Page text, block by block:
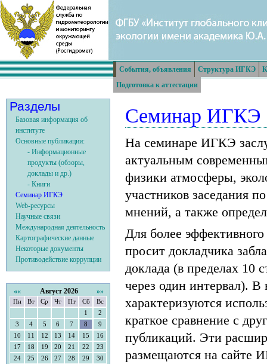
События, объявления Структура ИГКЭ
Подготовка к аттестации
Семинар ИГКЭ
На семинаре ИГКЭ
актуальным
физики атмосферы,
участников заседания
мнений, а также
Для более
просит докладчика
доклада (в пределах 10
через один интервал).
характеризуются
краткое сравнение с
публикаций. Эти
размещаются на сайте
Разделы
Базовая информация об
институте
Основные публикации:
- Информационные
продукты (обзоры,
доклады и др.)
- Книги
Семинар ИГКЭ
Web-ресурсы
Научные связи
Международная деятельность
Картографические данные
Некоторые документы
Противодействие коррупции
«« Август 2026 »»
Пн Вт Ср Чт Пт Сб
Вс
1
2
3
4 5 6 7 8
9
10
11 12 13 14 15
16
17
18 19 20 21 22
23
24
25 26 27 28 29
30